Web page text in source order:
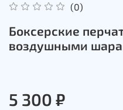
(0)
Боксерские
воздушными
5 300 ₽